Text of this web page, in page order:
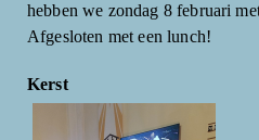
hebben we zondag 8 februari
Afgesloten met een lunch!
Kerst